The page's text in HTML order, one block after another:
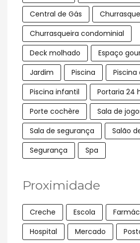
Central de Gás
Churrasqueira condominial
Deck molhado
Espaço
Jardim
Piscina
Piscina
Piscina infantil
Portaria 24
Porte cochère
Sala de
Sala de segurança
Salão
Segurança
Spa
Proximidade
Creche Escola
Hospital
Mercado